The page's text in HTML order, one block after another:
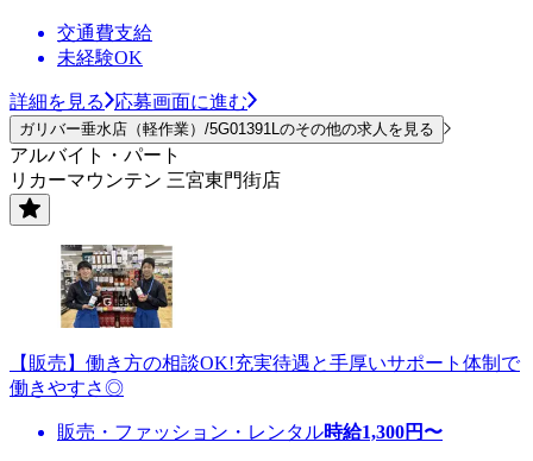
交通費支給
未経験OK
詳細を見る 応募画面に進む
ガリバー垂水店（軽作業）/5G01391Lのその他の求人を見る
アルバイト・パート
リカーマウンテン 三宮東門街店
【販売】働き方の相談OK!充実待遇と手厚いサポート体制で
働きやすさ◎
販売・ファッション・レンタル時給1,300円〜